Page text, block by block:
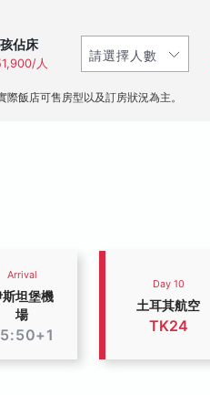
佔床
人
飯店可售房型以及訂房狀況為主。
Arrival
斯坦堡機
場
Day 10
土耳其航空
TK24